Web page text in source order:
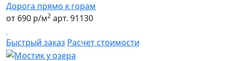
Дорога прямо к горам
от 690 р/м2 арт. 91130
Быстрый заказ Расчет стоимости